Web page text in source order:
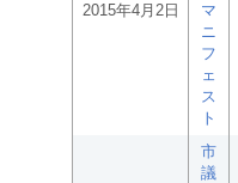
2015年4月2日
マ
ニ
フ
ェ
ス
ト
市
議